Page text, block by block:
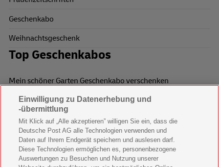
Geschenkabo
Weihnachtsgeschenk
Top Geschenkabos
Mein schöner Garten Geschenkabo verschenken
Wohnen & Garten Geschenkabo verschenken
Mein schönes Land Geschenkabo verschenken
Bild der Frau Geschenkabo verschenken
11 Freunde Geschenkabo verschenken
Einwilligung zu Datenerhebung und
-übermittlung
Mit Klick auf „Alle akzeptieren” willigen Sie ein, dass die
Deutsche Post AG alle Technologien verwenden und
Daten auf Ihrem Endgerät speichern und auslesen darf.
Diese Technologien ermöglichen es, personenbezogene
Auswertungen zu Besuchen und Nutzung unserer